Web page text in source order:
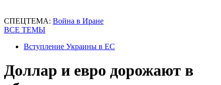
СПЕЦТЕМА: Война в Иране
ВСЕ ТЕМЫ
Вступление Украины в ЕС
Доллар и евро дорожают в